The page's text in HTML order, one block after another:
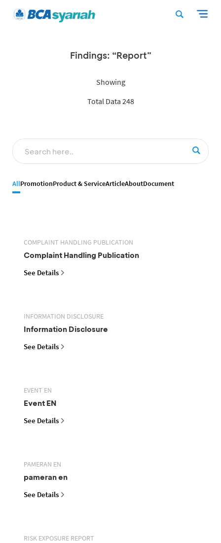
Findings: “Report”
Showing
Total Data 248
AllPromotionProduct & ServiceArticleAboutDocument
COMPLAINT HANDLING PUBLICATION
Complaint Handling Publication
See Details
INFORMATION DISCLOSURE
Information Disclosure
See Details
EVENT EN
Event EN
See Details
PAMERAN EN
pameran en
See Details
RISK EXPOSURE REPORT